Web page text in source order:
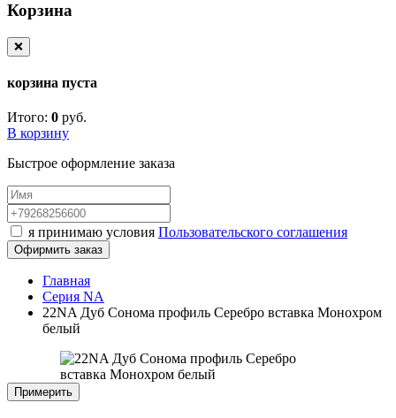
Корзина
❌
корзина пуста
Итого: 0 руб.
В корзину
Быстрое оформление заказа
я принимаю условия Пользовательского соглашения
Офирмить заказ
Главная
Серия NA
22NA Дуб Сонома профиль Серебро вставка Монохром
белый
Примерить